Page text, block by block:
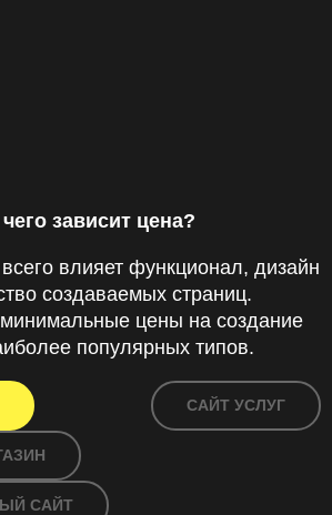
зависит цена?
влияет функционал, дизайн
создаваемых страниц.
цены на создание
популярных типов.
САЙТ УСЛУГ
САЙТ